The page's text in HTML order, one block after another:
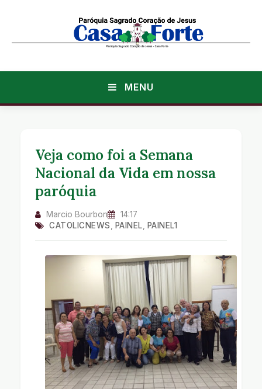
MENU
Veja como foi a Semana
Nacional da Vida em nossa
paróquia
Marcio Bourbon
14:17
CATOLICNEWS
PAINEL PAINEL1